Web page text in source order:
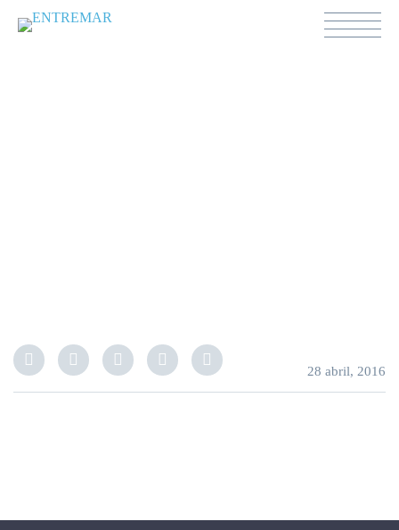
28 abril, 2016